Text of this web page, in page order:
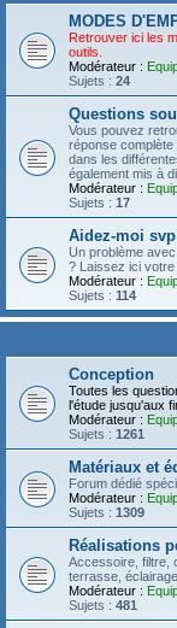
MODES
Retrouver ici les
outils.
Modérateur :
Sujets : 24
Questions
Vous pouvez
réponse
dans les
également mis à
Modérateur :
Sujets : 17
Aidez-moi
Un problème
? Laissez ici votre
Modérateur :
Sujets : 114
Conception
Toutes les
l'étude jusqu'aux
Modérateur :
Sujets : 1261
Matériaux et
Forum dédié
Modérateur :
Sujets : 1309
Réalisations
Accessoire, filtre,
terrasse,
Modérateur :
Sujets : 481